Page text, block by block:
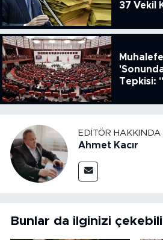
37 Vekil
Tepkisi:
Kanun
EDITÖR HAKKINDA
Ahmet Kacır
Bunlar da ilginizi